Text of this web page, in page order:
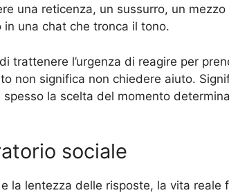
una reticenza, un sussurro, un
una chat che tronca il tono.
trattenere l’urgenza di reagire per
non significa non chiedere aiuto.
la scelta del momento
sociale
la lentezza delle risposte, la vita reale